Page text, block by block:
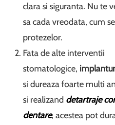
clara si siguranta. Nu te
sa cada vreodata, cum
protezelor.
Fata de alte interventii
stomatologice,
si dureaza foarte multi
si realizand detartraje
dentare, acestea pot